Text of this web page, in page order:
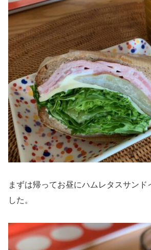
まずは帰ってお昼にハムレタスサンド
した。